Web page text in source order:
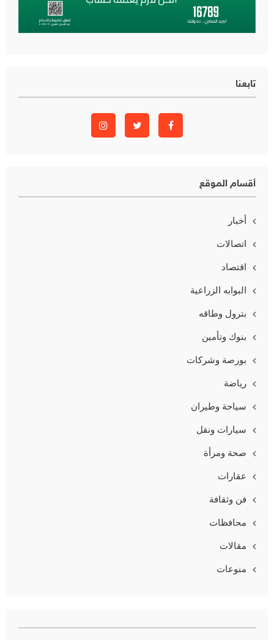
تابعنا
أقسام الموقع
أخبار
اتصالات
اقتصاد
البوابه الزراعية
بترول وطاقه
بنوك وتأمين
بورصة وشركات
رياضة
سياحة وطيران
سيارات ونقل
صحة ومرأة
عقارات
فن وثقافة
محافظات
مقالات
منوعات